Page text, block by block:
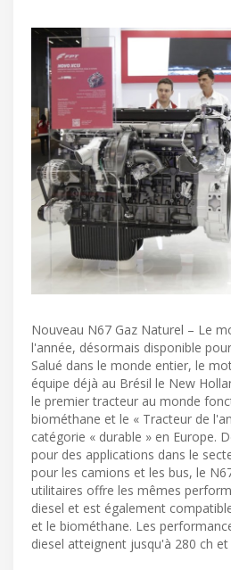
Nouveau N67 Gaz Naturel – Le
l'année, désormais disponible
Salué dans le monde entier, le
équipe déjà au Brésil le New
le premier tracteur au monde
biométhane et le « Tracteur de
catégorie « durable » en Europe.
pour des applications dans le
pour les camions et les bus, le
utilitaires offre les mêmes
diesel et est également
et le biométhane. Les
diesel atteignent jusqu'à 280 ch